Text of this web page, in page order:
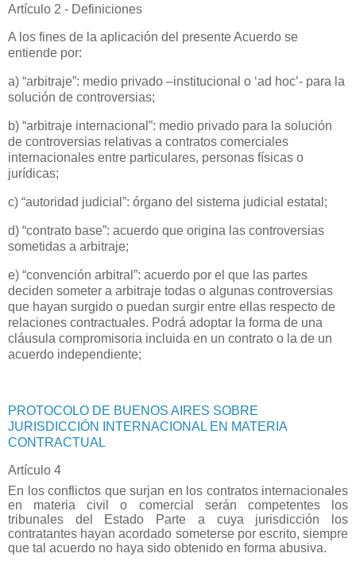
Artículo 2 - Definiciones
A los fines de la aplicación del presente Acuerdo se
entiende por:
a) “arbitraje”: medio privado –institucional o ‘ad hoc’- para la
solución de controversias;
b) “arbitraje internacional”: medio privado para la solución
de controversias relativas a contratos comerciales
internacionales entre particulares, personas físicas o
jurídicas;
c) “autoridad judicial”: órgano del sistema judicial estatal;
d) “contrato base”: acuerdo que origina las controversias
sometidas a arbitraje;
e) “convención arbitral”: acuerdo por el que las partes
deciden someter a arbitraje todas o algunas controversias
que hayan surgido o puedan surgir entre ellas respecto de
relaciones contractuales. Podrá adoptar la forma de una
cláusula compromisoria incluida en un contrato o la de un
acuerdo independiente;
PROTOCOLO DE BUENOS AIRES SOBRE
JURISDICCIÓN INTERNACIONAL EN MATERIA
CONTRACTUAL
Artículo 4
En los conflictos que surjan en los contratos internacionales
en materia civil o comercial serán competentes los
tribunales del Estado Parte a cuya jurisdicción los
contratantes hayan acordado someterse por escrito, siempre
que tal acuerdo no haya sido obtenido en forma abusiva.